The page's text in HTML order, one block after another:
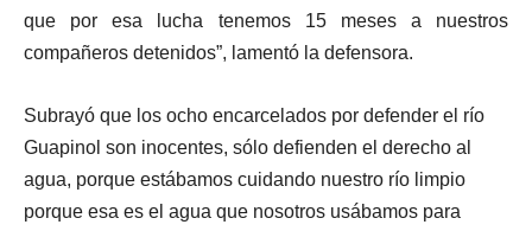
que por esa lucha tenemos 15 meses a nuestros
compañeros detenidos”, lamentó la defensora.
Subrayó que los ocho encarcelados por defender el río
Guapinol son inocentes, sólo defienden el derecho al
agua, porque estábamos cuidando nuestro río limpio
porque esa es el agua que nosotros usábamos para